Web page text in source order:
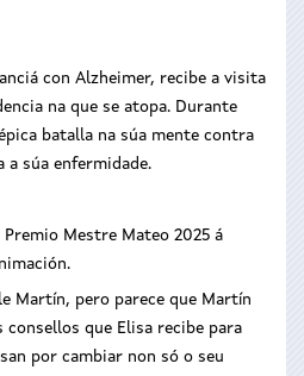
con Alzheimer, recibe a visita
na que se atopa. Durante
batalla na súa mente contra
súa enfermidade.
Premio Mestre Mateo 2025 á
Martín, pero parece que Martín
consellos que Elisa recibe para
por cambiar non só o seu